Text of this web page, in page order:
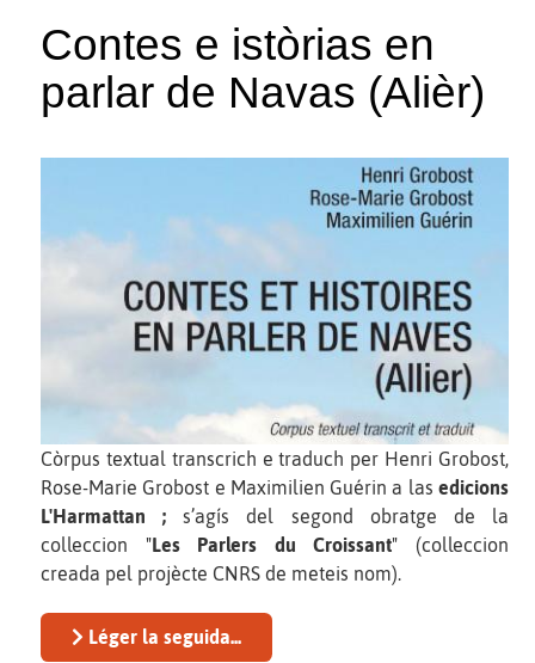
Contes e istòrias en
parlar de Navas (Alièr)
Còrpus textual transcrich e traduch per Henri Grobost,
Rose-Marie Grobost e Maximilien Guérin a las edicions
L'Harmattan ; s’agís del segond obratge de la
colleccion "Les Parlers du Croissant" (colleccion
creada pel projècte CNRS de meteis nom).
Léger la seguida...